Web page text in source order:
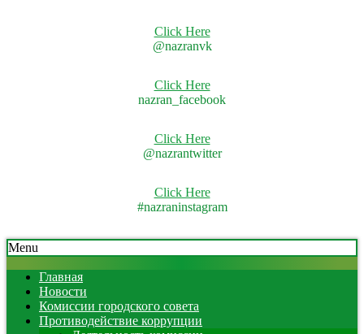
Click Here
@nazranvk
Click Here
nazran_facebook
Click Here
@nazrantwitter
Click Here
#nazraninstagram
Skip
to
content
Secondary
Navigation
Menu
Menu
Главная
Новости
Комиссии городского совета
Противодействие коррупции